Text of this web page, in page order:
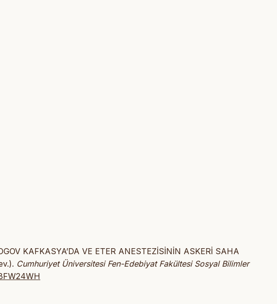
KAFKASYA’DA VE ETER ANESTEZİSİNİN ASKERİ SAHA
Cumhuriyet Üniversitesi Fen-Edebiyat Fakültesi Sosyal Bilimler